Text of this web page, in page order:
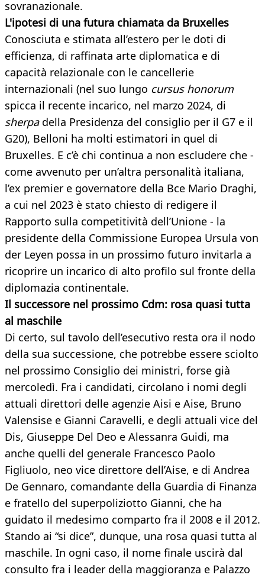
sovranazionale.
L'ipotesi di una futura chiamata da Bruxelles
Conosciuta e stimata all’estero per le doti di
efficienza, di raffinata arte diplomatica e di
capacità relazionale con le cancellerie
internazionali (nel suo lungo cursus honorum
spicca il recente incarico, nel marzo 2024, di
sherpadella Presidenza del consiglio per il G7 e il
G20), Belloni ha molti estimatori in quel di
Bruxelles. E c’è chi continua a non escludere che -
come avvenuto per un’altra personalità italiana,
l’ex premier e governatore della Bce Mario Draghi,
a cui nel 2023 è stato chiesto di redigere il
Rapporto sulla competitività dell’Unione - la
presidente della Commissione Europea Ursula von
der Leyen possa in un prossimo futuro invitarla a
ricoprire un incarico di alto profilo sul fronte della
diplomazia continentale.
Il successore nel prossimo Cdm: rosa quasi tutta
al maschile
Di certo, sul tavolo dell’esecutivo resta ora il nodo
della sua successione, che potrebbe essere sciolto
nel prossimo Consiglio dei ministri, forse già
mercoledì. Fra i candidati, circolano i nomi degli
attuali direttori delle agenzie Aisi e Aise, Bruno
Valensise e Gianni Caravelli, e degli attuali vice del
Dis, Giuseppe Del Deo e Alessanra Guidi, ma
anche quelli del generale Francesco Paolo
Figliuolo, neo vice direttore dell’Aise, e di Andrea
De Gennaro, comandante della Guardia di Finanza
e fratello del superpoliziotto Gianni, che ha
guidato il medesimo comparto fra il 2008 e il 2012.
Stando ai “si dice”, dunque, una rosa quasi tutta al
maschile. In ogni caso, il nome finale uscirà dal
consulto fra i leader della maggioranza e Palazzo